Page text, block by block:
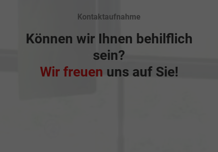
Kontaktaufnahme
Können wir Ihnen behilflich
sein?
Wir freuen uns auf Sie!